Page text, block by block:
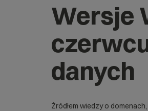
Wersje
danych
Źródłem wiedzy o